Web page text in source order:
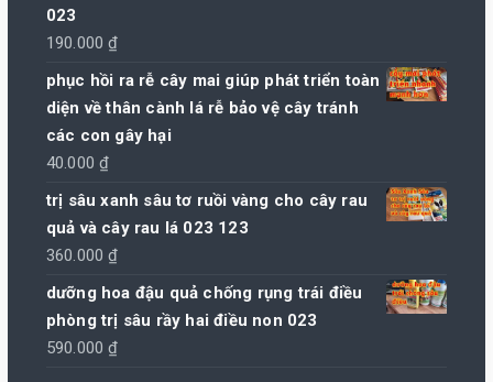
023
190.000₫
phục hồi ra rễ cây mai giúp phát triển toàn
diện về thân cành lá rễ bảo vệ cây tránh
các con gây hại
40.000₫
trị sâu xanh sâu tơ ruồi vàng cho cây rau
quả và cây rau lá 023 123
360.000₫
dưỡng hoa đậu quả chống rụng trái điều
phòng trị sâu rầy hai điều non 023
590.000₫